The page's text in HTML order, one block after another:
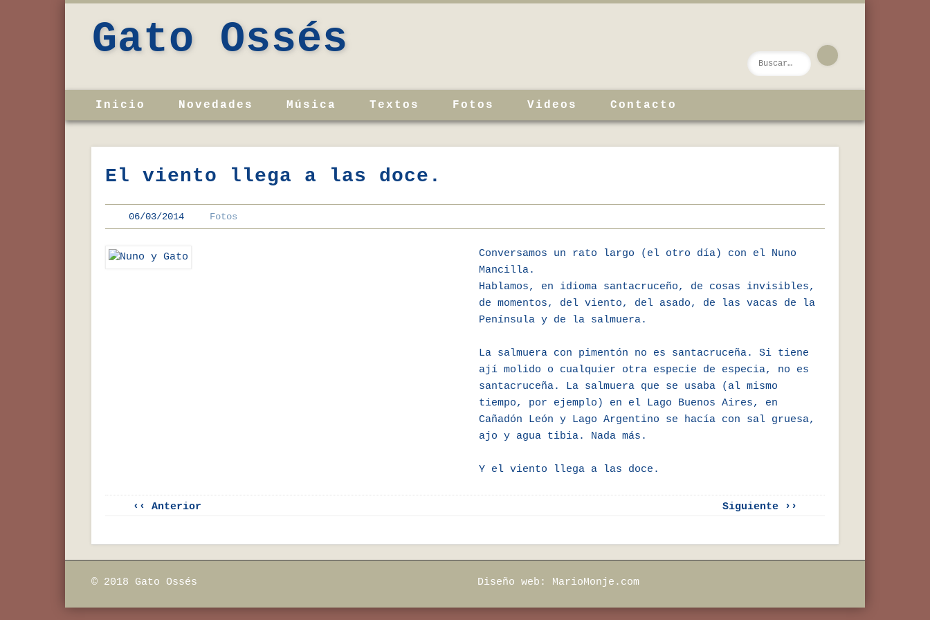
Gato Ossés
Inicio Novedades Música Textos Fotos Videos Contacto
El viento llega a las doce.
06/03/2014 Fotos
Conversamos un rato largo (el otro día) con el Nuno
Mancilla.
Hablamos, en idioma santacruceño, de cosas invisibles,
de momentos, del viento, del asado, de las vacas de la
Península y de la salmuera.
La salmuera con pimentón no es santacruceña. Si tiene
ají molido o cualquier otra especie de especia, no es
santacruceña. La salmuera que se usaba (al mismo
tiempo, por ejemplo) en el Lago Buenos Aires, en
Cañadón León y Lago Argentino se hacía con sal gruesa,
ajo y agua tibia. Nada más.
Y el viento llega a las doce.
‹‹ Anterior Siguiente ››
© 2018 Gato Ossés Diseño web: MarioMonje.com